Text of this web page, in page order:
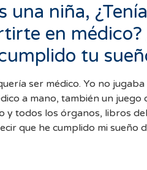
una niña,
en médico?
tu
ser médico. Yo no
a mano, también un juego
y todos los órganos, libros
que he cumplido mi sueño